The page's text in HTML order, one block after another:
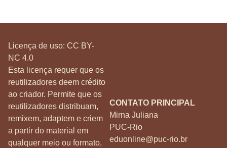
Licença de uso: CC BY-
NC 4.0
Esta licença requer que os
reutilizadores deem crédito
ao criador. Permite que os
reutilizadores distribuam,
remixem, adaptem e criem
a partir do material em
qualquer meio ou formato,
CONTATO PRINCIPAL
Mirna Juliana
PUC-Rio
eduonline@puc-rio.br